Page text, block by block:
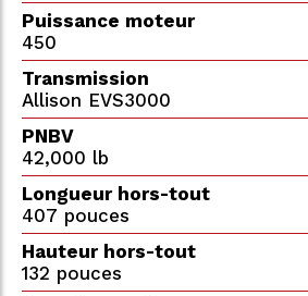
Puissance moteur
450
Transmission
Allison EVS3000
PNBV
42,000 lb
Longueur hors-tout
407 pouces
Hauteur hors-tout
132 pouces